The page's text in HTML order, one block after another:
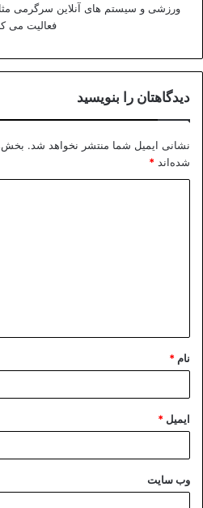
ورزشی و سیستم های آنلاین سرگرمی
فعالیت می
دیدگاهتان را بنویسید
نشانی ایمیل شما منتشر نخواهد شد.
شده‌اند *
*
نام *
ایمیل *
وب‌ سایت